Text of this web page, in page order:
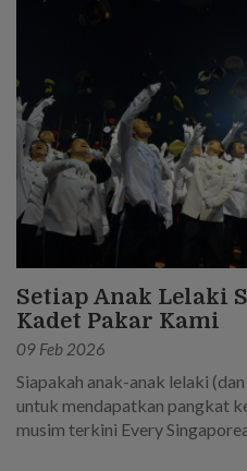
Setiap Anak Lelaki
Kadet Pakar Kami
09 Feb 2026
Siapakah anak-anak lelaki
untuk mendapatkan pangkat
musim terkini Every